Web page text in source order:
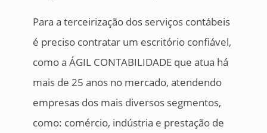
Para a terceirização dos serviços contábeis
é preciso contratar um escritório confiável,
como a ÁGIL CONTABILIDADE que atua há
mais de 25 anos no mercado, atendendo
empresas dos mais diversos segmentos,
como: comércio, indústria e prestação de